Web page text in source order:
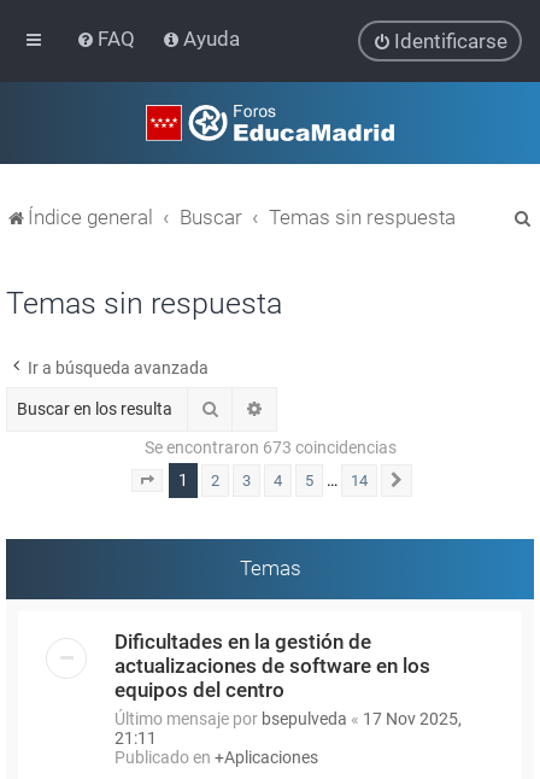
FAQ Ayuda Identificarse
Índice general Buscar Temas sin respuesta
Temas sin respuesta
Ir a búsqueda avanzada
Buscar
Se encontraron 673 coincidencias
Página 1de 14
1 2 3 4 5 … 14
Temas
Dificultades en la gestión de
actualizaciones de software en los
equipos del centro
Último mensaje por bsepulveda « 17 Nov 2025,
21:11
Publicado en +Aplicaciones